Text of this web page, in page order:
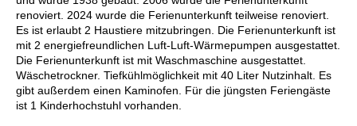
renoviert. 2024 wurde die Ferienunterkunft teilweise renoviert.
Es ist erlaubt 2 Haustiere mitzubringen. Die Ferienunterkunft ist
mit 2 energiefreundlichen Luft-Luft-Wärmepumpen ausgestattet.
Die Ferienunterkunft ist mit Waschmaschine ausgestattet.
Wäschetrockner. Tiefkühlmöglichkeit mit 40 Liter Nutzinhalt. Es
gibt außerdem einen Kaminofen. Für die jüngsten Feriengäste
ist 1 Kinderhochstuhl vorhanden.